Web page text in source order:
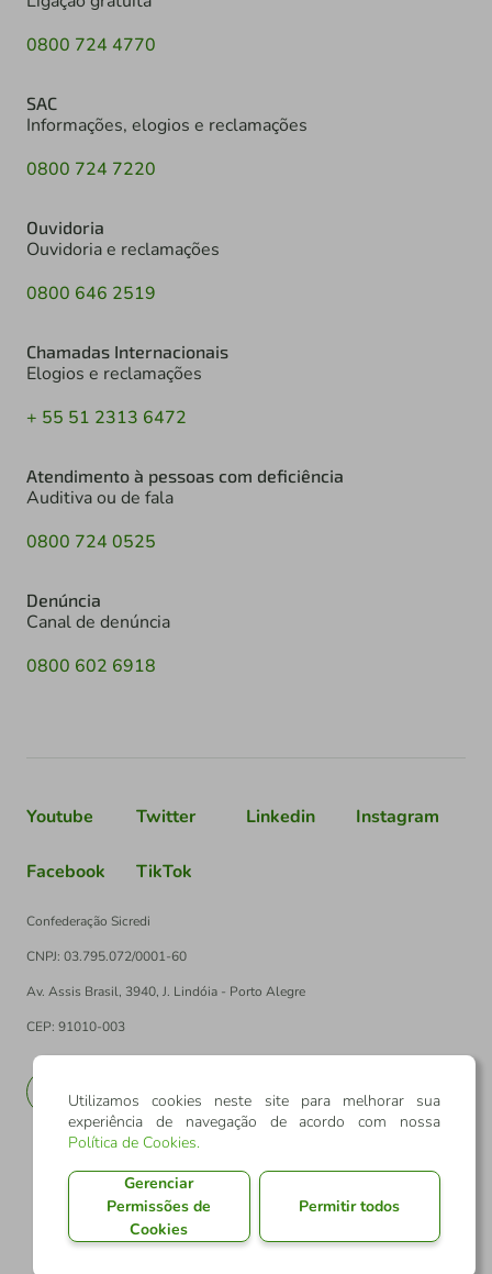
0800 724 4770
SAC
Informações, elogios e reclamações
0800 724 7220
Ouvidoria
Ouvidoria e reclamações
0800 646 2519
Chamadas Internacionais
Elogios e reclamações
+ 55 51 2313 6472
Atendimento à pessoas com deficiência
Auditiva ou de fala
0800 724 0525
Denúncia
Canal de denúncia
0800 602 6918
Youtube Twitter Linkedin Instagram
Facebook TikTok
Confederação Sicredi
CNPJ: 03.795.072/0001-60
Av. Assis Brasil, 3940, J. Lindóia - Porto Alegre
CEP: 91010-003
Utilizamos cookies neste site para melhorar sua
experiência de navegação de acordo com nossa
Política de Cookies.
Gerenciar
Permissões de
Cookies
Permitir todos